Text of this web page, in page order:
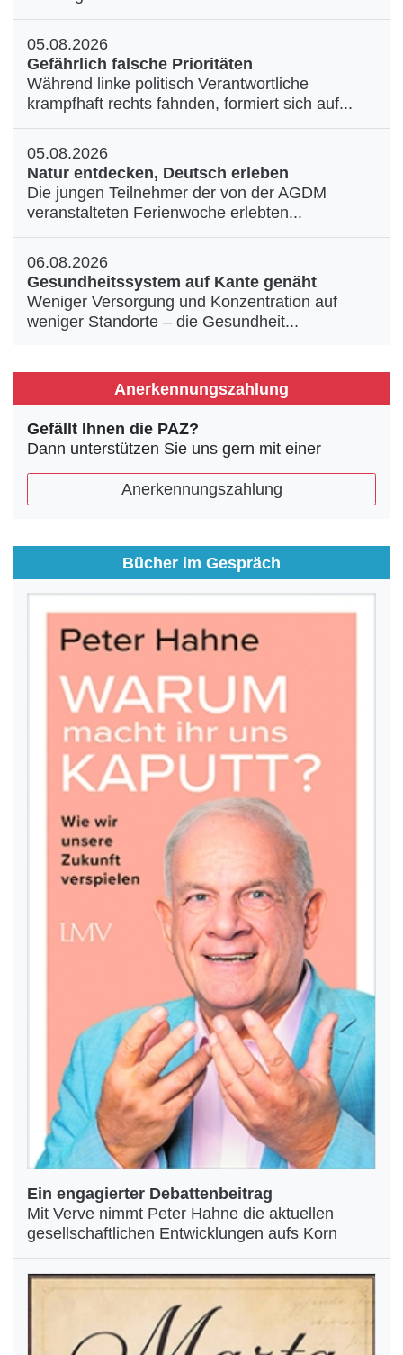
05.08.2026
Gefährlich falsche Prioritäten
Während linke politisch Verantwortliche
krampfhaft rechts fahnden, formiert sich auf...
05.08.2026
Natur entdecken, Deutsch erleben
Die jungen Teilnehmer der von der AGDM
veranstalteten Ferienwoche erlebten...
06.08.2026
Gesundheitssystem auf Kante genäht
Weniger Versorgung und Konzentration auf
weniger Standorte – die Gesundheit...
Anerkennungszahlung
Gefällt Ihnen die PAZ?
Dann unterstützen Sie uns gern mit einer
Anerkennungszahlung
Bücher im Gespräch
Ein engagierter Debattenbeitrag
Mit Verve nimmt Peter Hahne die aktuellen
gesellschaftlichen Entwicklungen aufs Korn